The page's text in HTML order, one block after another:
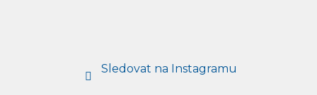
Sledovat na Instagramu